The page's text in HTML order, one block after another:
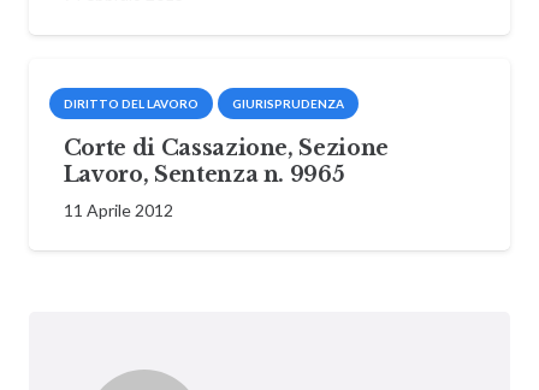
DIRITTO DEL LAVORO GIURISPRUDENZA
Corte di Cassazione, Sezione
Lavoro, Sentenza n. 9965
11 Aprile 2012